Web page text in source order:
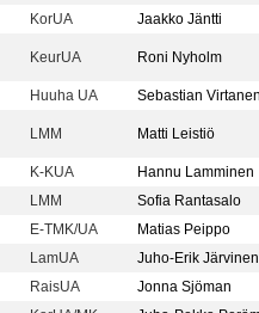
KorUA Jaakko Jäntti
KeurUA Roni Nyholm
Huuha UA Sebastian
LMM Matti Leistiö
K-KUA
Hannu Lamminen
LMM
Sofia Rantasalo
E-TMK/UA
Matias Peippo
LamUA
Juho-Erik Järvinen
RaisUA
Jonna Sjöman